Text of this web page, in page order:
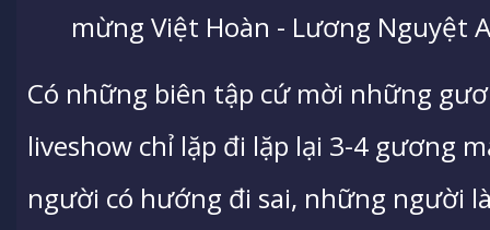
mừng Việt Hoàn - Lương Nguyệt
Có những biên tập cứ mời những
liveshow chỉ lặp đi lặp lại 3-4 gương
người có hướng đi sai, những người